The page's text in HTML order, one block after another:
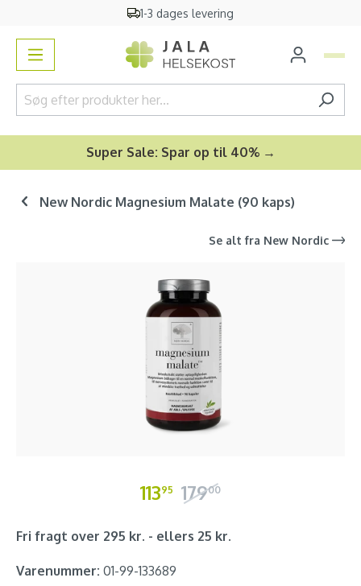
1-3 dages levering
Super Sale: Spar op til 40% →
New Nordic Magnesium Malate (90 kaps)
Se alt fra New Nordic
11395 17900
Fri fragt over 295 kr. - ellers 25 kr.
Varenummer: 01-99-133689